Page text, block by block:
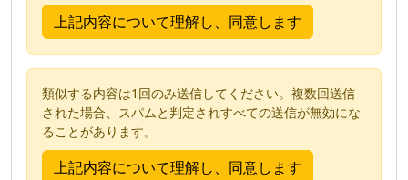
類似する内容は1回のみ送信してください。複数回送信
された場合、スパムと判定されすべての送信が無効にな
ることがあります。